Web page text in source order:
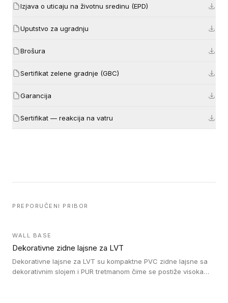
Izjava o uticaju na životnu sredinu (EPD)
Uputstvo za ugradnju
Brošura
Sertifikat zelene gradnje (GBC)
Garancija
Sertifikat — reakcija na vatru
PREPORUČENI PRIBOR
WALL BASE
Dekorativne zidne lajsne za LVT
Dekorativne lajsne za LVT su kompaktne PVC zidne lajsne sa
dekorativnim slojem i PUR tretmanom čime se postiže visoka